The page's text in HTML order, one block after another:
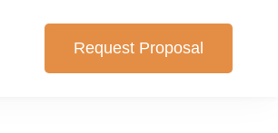
anda. Berikut Pilihan Harga Paket ,
Request Proposal